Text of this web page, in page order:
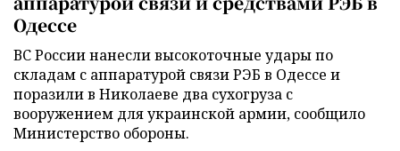
Одессе
ВС России нанесли высокоточные удары по
складам с аппаратурой связи РЭБ в Одессе и
поразили в Николаеве два сухогруза с
вооружением для украинской армии, сообщило
Министерство обороны.